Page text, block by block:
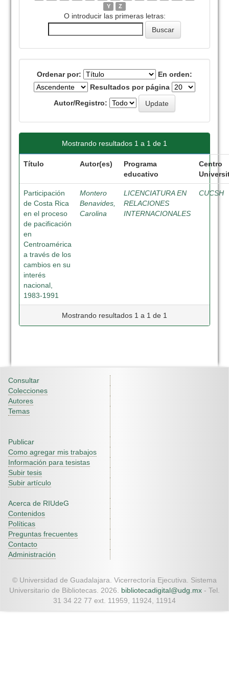
Y
Z
O introducir las primeras letras:
Ordenar por:
En orden:
Resultados por página
Autor/Registro:
Mostrando resultados 1 a 1 de 1
Título Autor(es)
Programa
educativo
Centro
Participación
de Costa Rica
en el proceso
de pacificación
en
Centroamérica
a través de los
cambios en su
interés
nacional,
1983-1991
Montero
Benavides,
Carolina
LICENCIATURA EN
RELACIONES
INTERNACIONALES
CUCSH
Mostrando resultados 1 a 1 de 1
Consultar
Colecciones
Autores
Temas
Publicar
Como agregar mis trabajos
Información para tesistas
Subir tesis
Subir artículo
Acerca de RIUdeG
Contenidos
Políticas
Preguntas frecuentes
Contacto
Administración
© Universidad de Guadalajara. Vicerrectoría Ejecutiva. Sistema
Universitario de Bibliotecas. 2026. bibliotecadigital@udg.mx - Tel.
31 34 22 77 ext. 11959, 11924, 11914